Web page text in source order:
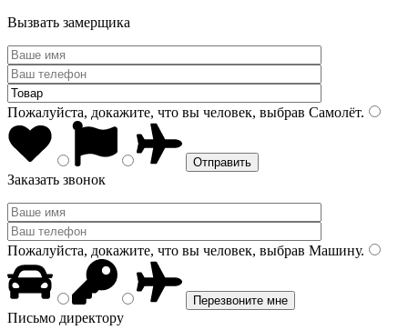
Вызвать замерщика
Пожалуйста, докажите, что вы человек, выбрав Самолёт.
Заказать звонок
Пожалуйста, докажите, что вы человек, выбрав Машину.
Письмо директору